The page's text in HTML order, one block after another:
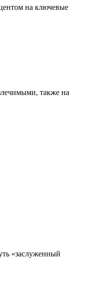
на ключевые
также на
«заслуженный